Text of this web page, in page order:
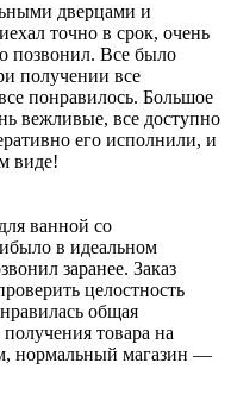
дверцами и
точно в срок, очень
позвонил. Все было
получении все
понравилось. Большое
вежливые, все доступно
его исполнили, и
виде!
ванной со
в идеальном
заранее. Заказ
целостность
общая
получения товара на
нормальный магазин —